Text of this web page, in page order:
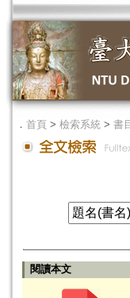
． 首頁 > 檢索系統 > 書
閱讀本文